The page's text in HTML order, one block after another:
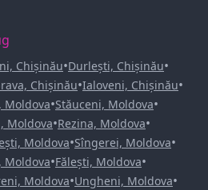
Chișinău•Durlești, Chișinău•
Chișinău•Ialoveni, Chișinău•
Moldova•Stăuceni, Moldova•
Moldova•Rezina, Moldova•
Moldova•Sîngerei, Moldova•
Moldova•Fălești, Moldova•
Moldova•Ungheni, Moldova•